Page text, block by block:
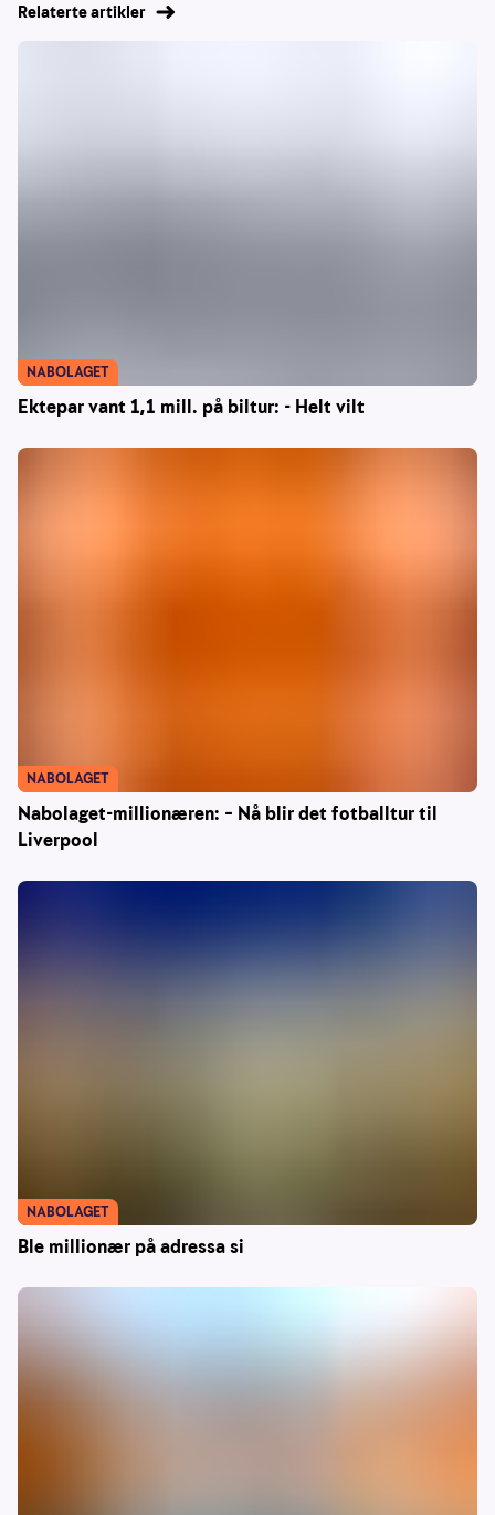
Relaterte artikler
Ektepar vant 1,1 mill. på biltur: - Helt vilt
NABOLAGET
Nabolaget-millionæren: – Nå blir det fotballtur til
Liverpool
NABOLAGET
Ble millionær på adressa si
NABOLAGET